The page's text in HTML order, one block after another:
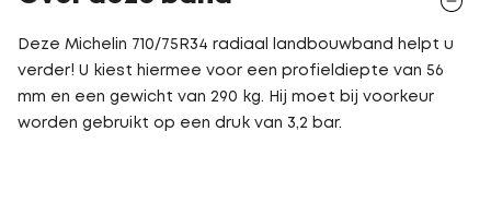
Deze Michelin 710/75R34 radiaal landbouwband helpt u
verder! U kiest hiermee voor een profieldiepte van 56
mm en een gewicht van 290 kg. Hij moet bij voorkeur
worden gebruikt op een druk van 3,2 bar.